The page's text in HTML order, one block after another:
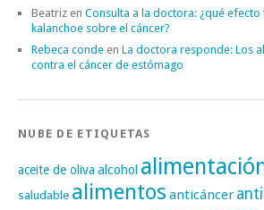
Beatriz en Consulta a la doctora: ¿qué efecto
kalanchoe sobre el cáncer?
Rebeca conde en La doctora responde: Los
contra el cáncer de estómago
NUBE DE ETIQUETAS
aceite de oliva alcohol
saludable alimentos anticáncer